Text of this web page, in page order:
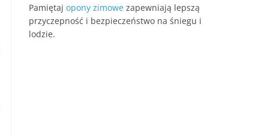
Pamiętaj opony zimowe zapewniają lepszą
przyczepność i bezpieczeństwo na śniegu i
lodzie.